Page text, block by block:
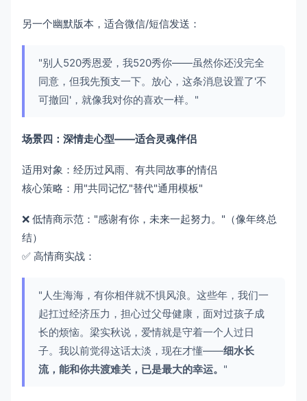
另一个幽默版本，适合微信/短信发送：
"别人520秀恩爱，我520秀你——虽然你还没完全
同意，但我先预支一下。放心，这条消息设置了'不
可撤回'，就像我对你的喜欢一样。"
场景四：深情走心型——适合灵魂伴侣
适用对象：经历过风雨、有共同故事的情侣
核心策略：用"共同记忆"替代"通用模板"
❌ 低情商示范："感谢有你，未来一起努力。"（像年终总
结）
✅ 高情商实战：
"人生海海，有你相伴就不惧风浪。这些年，我们一
起扛过经济压力，担心过父母健康，面对过孩子成
长的烦恼。梁实秋说，爱情就是守着一个人过日
子。我以前觉得这话太淡，现在才懂——细水长
流，能和你共渡难关，已是最大的幸运。 "